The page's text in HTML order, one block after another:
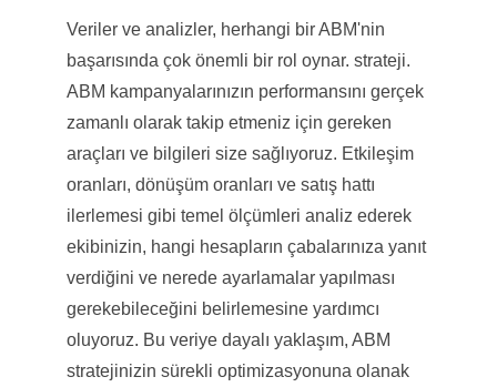
Veriler ve analizler, herhangi bir ABM'nin
başarısında çok önemli bir rol oynar. strateji.
ABM kampanyalarınızın performansını gerçek
zamanlı olarak takip etmeniz için gereken
araçları ve bilgileri size sağlıyoruz. Etkileşim
oranları, dönüşüm oranları ve satış hattı
ilerlemesi gibi temel ölçümleri analiz ederek
ekibinizin, hangi hesapların çabalarınıza yanıt
verdiğini ve nerede ayarlamalar yapılması
gerekebileceğini belirlemesine yardımcı
oluyoruz. Bu veriye dayalı yaklaşım, ABM
stratejinizin sürekli optimizasyonuna olanak